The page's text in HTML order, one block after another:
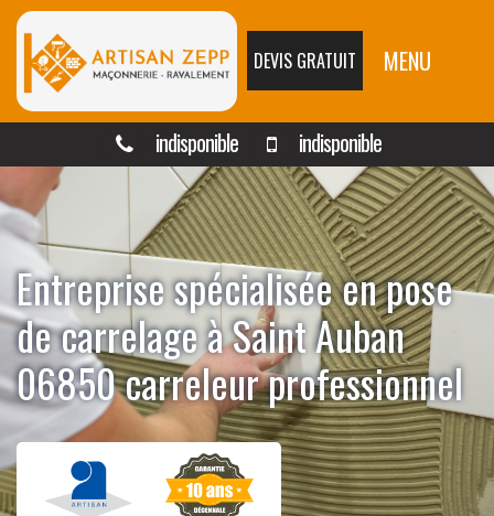
DEVIS GRATUIT MENU
indisponible indisponible
Entreprise spécialisée en pose
de carrelage à Saint Auban
06850 carreleur professionnel